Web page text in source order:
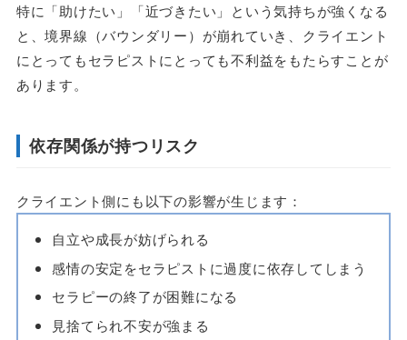
特に「助けたい」「近づきたい」という気持ちが強くなる
と、境界線（バウンダリー）が崩れていき、クライエント
にとってもセラピストにとっても不利益をもたらすことが
あります。
依存関係が持つリスク
クライエント側にも以下の影響が生じます：
自立や成長が妨げられる
感情の安定をセラピストに過度に依存してしまう
セラピーの終了が困難になる
見捨てられ不安が強まる